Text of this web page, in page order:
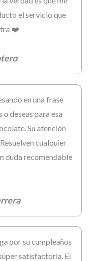
el servicio que
❤️
en una frase
deseas para esa
Su atención
cualquier
duda recomendable
por su cumpleaños
satisfactoria. El